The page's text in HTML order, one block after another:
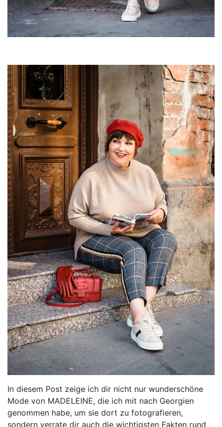
In diesem Post zeige ich dir nicht nur wunderschöne
Mode von MADELEINE, die ich mit nach Georgien
genommen habe, um sie dort zu fotografieren,
sondern verrate dir auch die wichtigsten Fakten rund